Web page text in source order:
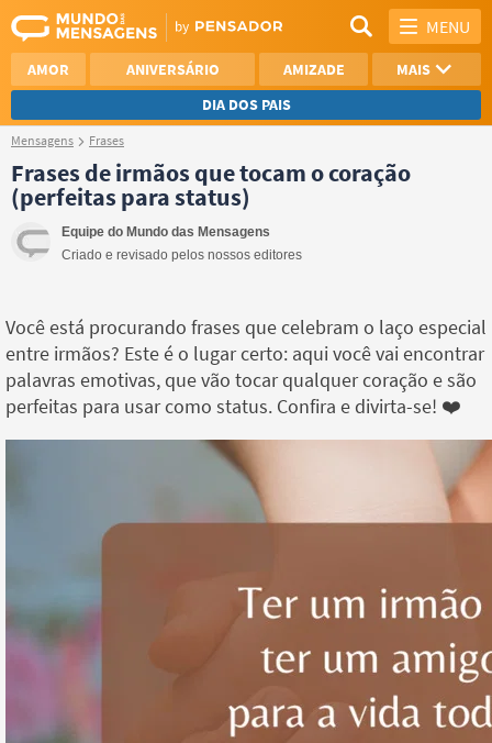
MENU
AMOR ANIVERSÁRIO AMIZADE
MAIS
DIA DOS PAIS
REFLEXÃO
AGRADECIMENTO
SAUDADE
NAMORO
Mensagens Frases
Frases de irmãos que tocam o coração
(perfeitas para status)
Equipe do Mundo das Mensagens
Criado e revisado pelos nossos editores
Você está procurando frases que celebram o laço especial
entre irmãos? Este é o lugar certo: aqui você vai encontrar
palavras emotivas, que vão tocar qualquer coração e são
perfeitas para usar como status. Confira e divirta-se! ❤️